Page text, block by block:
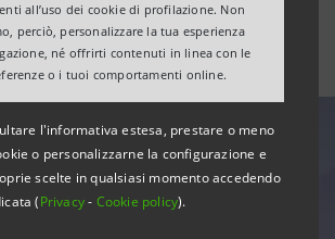
all’uso dei cookie di profilazione. Non
perciò, personalizzare la tua esperienza
né offrirti contenuti in linea con le
o i tuoi comportamenti online.
l'informativa estesa, prestare o meno
o personalizzarne la configurazione e
scelte in qualsiasi momento accedendo
(Privacy- Cookie policy).